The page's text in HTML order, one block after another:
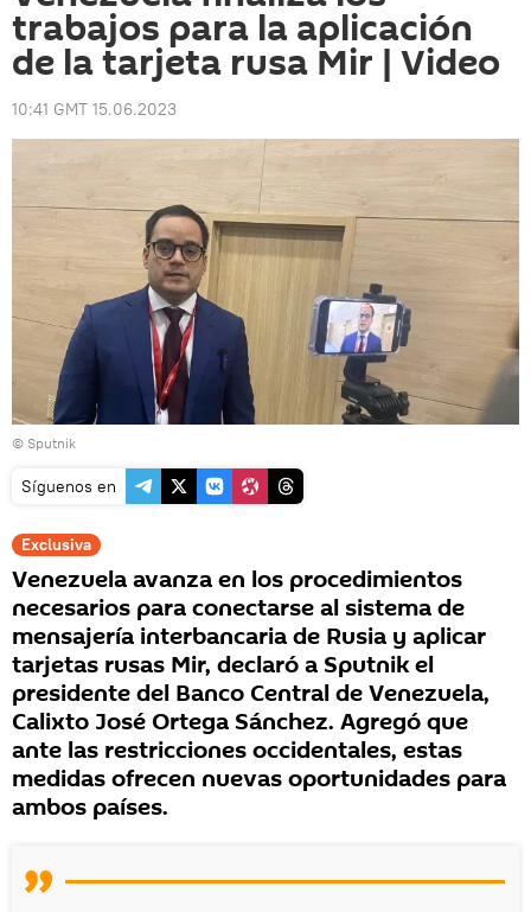
trabajos para la aplicación
de la tarjeta rusa Mir | Video
10:41 GMT 15.06.2023
© Sputnik
Síguenos en
Exclusiva
Venezuela avanza en los procedimientos
necesarios para conectarse al sistema de
mensajería interbancaria de Rusia y aplicar
tarjetas rusas Mir, declaró a Sputnik el
presidente del Banco Central de Venezuela,
Calixto José Ortega Sánchez. Agregó que
ante las restricciones occidentales, estas
medidas ofrecen nuevas oportunidades para
ambos países.